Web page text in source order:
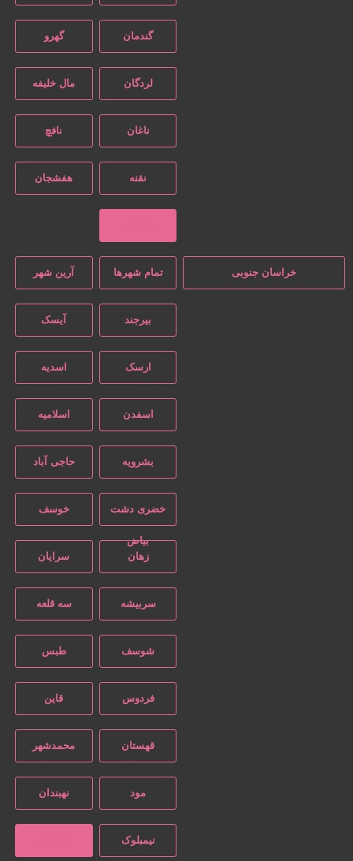
گندمان گهرو
لردگان مال خلیفه
ناغان
هفشجان
خراسان جنوبی تمام شهر‌ها آرین شهر
بیرجند آیسک
ارسک اسدیه
اسفدن اسلامیه
بشرویه حاجی آباد
خضری دشت
بیاض
خوسف
زهان سرایان
سربیشه سه قلعه
شوسف طبس
فردوس
قهستان محمدشهر
نهبندان
نیمبلوک